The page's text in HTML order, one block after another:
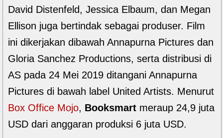
David Distenfeld, Jessica Elbaum, dan Megan
Ellison juga bertindak sebagai produser. Film
ini dikerjakan dibawah Annapurna Pictures dan
Gloria Sanchez Productions, serta distribusi di
AS pada 24 Mei 2019 ditangani Annapurna
Pictures di bawah label United Artists. Menurut
Box Office Mojo, Booksmart meraup 24,9 juta
USD dari anggaran produksi 6 juta USD.